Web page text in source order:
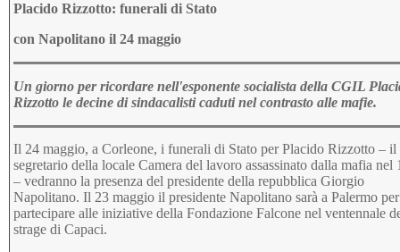
Placido Rizzotto: funerali di Stato
con Napolitano il 24 maggio
Un giorno per ricordare nell'esponente socialista della CGIL
Rizzotto le decine di sindacalisti caduti nel contrasto alle mafie.
Il 24 maggio, a Corleone, i funerali di Stato per Placido Rizzotto – il
segretario della locale Camera del lavoro assassinato dalla mafia nel
– vedranno la presenza del presidente della repubblica Giorgio
Napolitano. Il 23 maggio il presidente Napolitano sarà a Palermo per
partecipare alle iniziative della Fondazione Falcone nel ventennale
strage di Capaci.